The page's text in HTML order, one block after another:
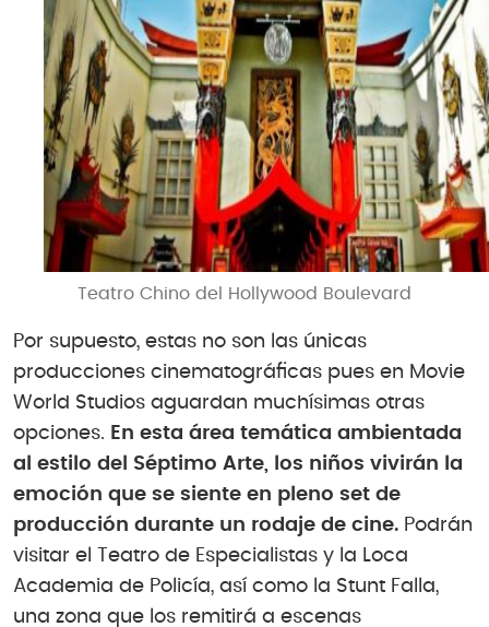
Teatro Chino del Hollywood Boulevard
Por supuesto, estas no son las únicas
producciones cinematográficas pues en Movie
World Studios aguardan muchísimas otras
opciones. En esta área temática ambientada
al estilo del Séptimo Arte, los niños vivirán la
emoción que se siente en pleno set de
producción durante un rodaje de cine. Podrán
visitar el Teatro de Especialistas y la Loca
Academia de Policía, así como la Stunt Falla,
una zona que los remitirá a escenas